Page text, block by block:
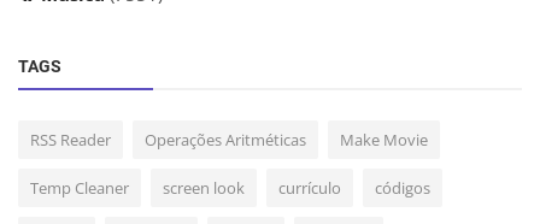
TAGS
RSS Reader Operações Aritméticas Make Movie
Temp Cleaner screen look currículo códigos